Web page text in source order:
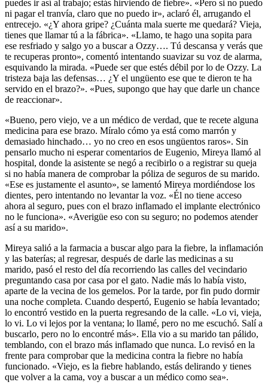
puedes ir así al trabajo; estás hirviendo de fiebre». «Pero si no puedo
ni pagar el tranvía, claro que no puedo ir», aclaró él, arrugando el
entrecejo. «¿Y ahora gripe? ¿Cuánta mala suerte me quedará? Vieja,
tienes que llamar tú a la fábrica». «Llamo, te hago una sopita para
ese resfriado y salgo yo a buscar a Ozzy…. Tú descansa y verás que
te recuperas pronto», comentó intentando suavizar su voz de alarma,
esquivando la mirada. «Puede ser que estés débil por lo de Ozzy. La
tristeza baja las defensas… ¿Y el ungüento ese que te dieron te ha
servido en el brazo?». «Pues, supongo que hay que darle un chance
de reaccionar».
«Bueno, pero viejo, ve a un médico de verdad, que te recete alguna
medicina para ese brazo. Míralo cómo ya está como marrón y
demasiado hinchado… yo no creo en esos ungüentos raros». Sin
pensarlo mucho ni esperar comentarios de Eugenio, Mireya llamó al
hospital, donde la asistente se negó a recibirlo o a registrar su queja
si no había manera de comprobar la póliza de seguros de su marido.
«Ese es justamente el asunto», se lamentó Mireya mordiéndose los
dientes, pero intentando no levantar la voz. «Él no tiene acceso
ahora al seguro, pues con el brazo inflamado el implante electrónico
no le funciona». «Averigüe eso con su seguro; no podemos atender
así a su marido».
Mireya salió a la farmacia a buscar algo para la fiebre, la inflamación
y las baterías; al regresar, después de darle las medicinas a su
marido, pasó el resto del día recorriendo las calles del vecindario
preguntando casa por casa por el gato. Nadie más lo había visto,
aparte de la vecina de los gemelos. Por la tarde, por fin pudo dormir
una noche completa. Cuando despertó, Eugenio se había levantado;
lo encontró vestido en la puerta regresando de la calle. «Lo vi, vieja,
lo vi. Lo vi lejos por la ventana; lo llamé, pero no me escuchó. Salí a
buscarlo, pero no lo encontré más». Ella vio a su marido tan pálido,
temblando, con el brazo más inflamado que nunca. Lo revisó en la
frente para comprobar que la medicina contra la fiebre no había
funcionado. «Viejo, es la fiebre hablando, estás delirando y tienes
que volver a la cama, voy a buscar a un médico como sea».